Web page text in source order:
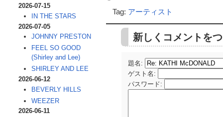
Tag: アーティスト
新しくコメントを
題名:
ゲスト名 :
パスワード:
2026-07-15
IN THE STARS
2026-07-05
JOHNNY PRESTON
FEEL SO GOOD
(Shirley and Lee)
SHIRLEY AND LEE
2026-06-12
BEVERLY HILLS
WEEZER
2026-06-11